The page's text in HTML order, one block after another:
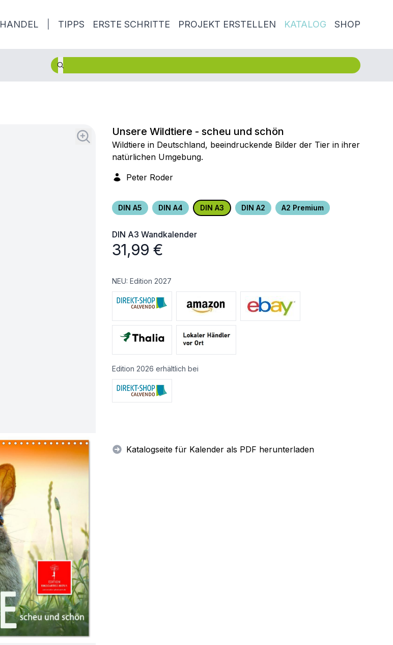
HANDEL TIPPS ERSTE SCHRITTE PROJEKT ERSTELLEN KATALOG SHOP
Unsere Wildtiere - scheu und schön
Wildtiere in Deutschland, beeindruckende Bilder der Tier in ihrer
natürlichen Umgebung.
Peter Roder
DIN A5 DIN A4 DIN A3 DIN A2 A2 Premium
DIN A3 Wandkalender
31,99 €
NEU: Edition 2027
Edition 2026 erhältlich bei
Katalogseite für Kalender als PDF herunterladen